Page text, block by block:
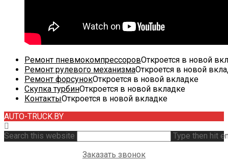
Ремонт пневмокомпрессоровОткроется в новой
Ремонт рулевого механизмаОткроется в новой
Ремонт форсунокОткроется в новой вкладке
Скупка турбинОткроется в новой вкладке
КонтактыОткроется в новой вкладке
AUTO-TRUCK.BY
Search this website
Type then hit
Заказать звонок